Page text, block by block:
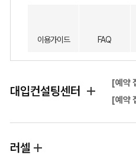
이용가이드 FAQ
대입컨설팅센터
[예약
[예약
러셀